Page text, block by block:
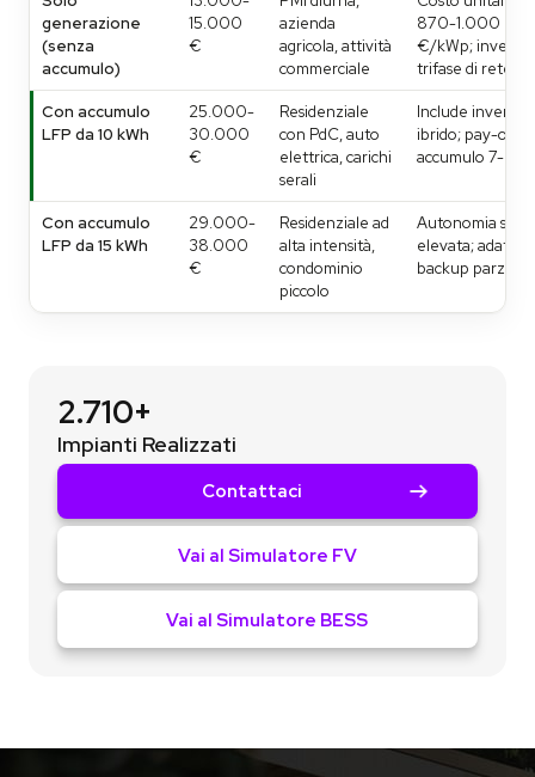
generazione
(senza
accumulo)
15.000
€
azienda
agricola, attività
commerciale
870-1.000
€/kWp; inverter
trifase di rete
Con accumulo
LFP da 10 kWh
25.000-
30.000
€
Residenziale
con PdC, auto
elettrica, carichi
serali
Include inverter
ibrido; pay-off
accumulo 7-9
Con accumulo
LFP da 15 kWh
29.000-
38.000
€
Residenziale ad
alta intensità,
condominio
piccolo
Autonomia
elevata; adatto a
backup parziale
2.710+
Impianti Realizzati
Contattaci
Vai al Simulatore FV
Vai al Simulatore BESS